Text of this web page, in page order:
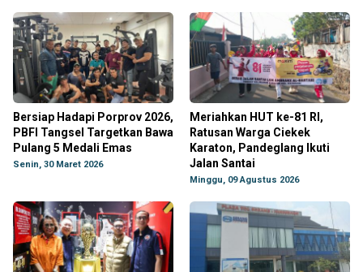
Bersiap Hadapi Porprov 2026,
PBFI Tangsel Targetkan Bawa
Pulang 5 Medali Emas
Senin, 30 Maret 2026
Meriahkan HUT ke-81 RI,
Ratusan Warga Ciekek
Karaton, Pandeglang Ikuti
Jalan Santai
Minggu, 09 Agustus 2026